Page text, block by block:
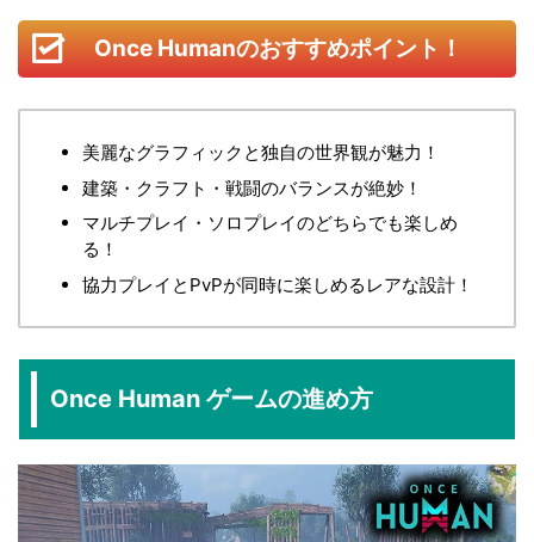
Once Humanのおすすめポイント！
美麗なグラフィックと独自の世界観が魅力！
建築・クラフト・戦闘のバランスが絶妙！
マルチプレイ・ソロプレイのどちらでも楽しめ
る！
協力プレイとPvPが同時に楽しめるレアな設計！
Once Human ゲームの進め方